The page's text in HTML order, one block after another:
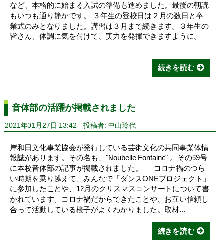
など、本格的に始まる入試の準備も進めました。最後の朝読
もいつも通り静かです。 ３年生の登校日は２月の数日と卒
業式のみとなりました。講習は３月まで続きます。３年生の
皆さん、体調に気を付けて、実力を発揮できますように。
続きを読む
音体部の活躍が掲載されました
2021年01月27日 13:42 投稿者: 中山玲代
岸和田文化事業協会が発行している芸術文化の共同事業体情
報誌があります。その名も、"Noubelle Fontaine" 。その69号
に本校音体部の記事が掲載されました。 コロナ禍のつら
い時期を乗り越えて、みんなで「ダンスONEプロジェクト」
に参加したことや、12月のクリスマスコンサートについて書
かれています。コロナ禍だからできたことや、お互い信頼し
合って活動している様子がよくわかりました。取材...
続きを読む